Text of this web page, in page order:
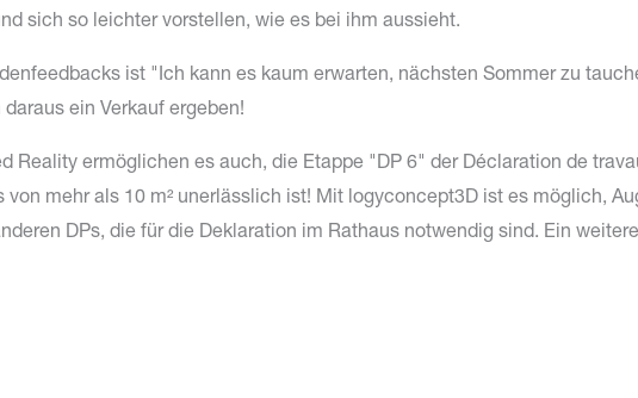
sich so leichter vorstellen, wie es bei ihm aussieht.
ist "Ich kann es kaum erwarten, nächsten Sommer zu
ein Verkauf ergeben!
Reality ermöglichen es auch, die Etappe "DP 6" der Déclaration de
von mehr als 10 m² unerlässlich ist! Mit logyconcept3D ist es möglich,
DPs, die für die Deklaration im Rathaus notwendig sind. Ein